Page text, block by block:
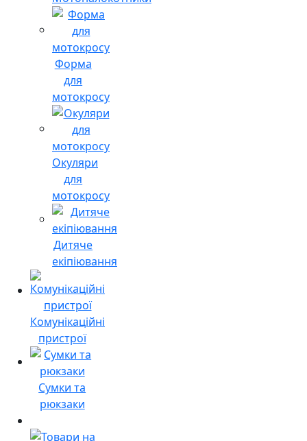
Форма
для
мотокросу
Окуляри
для
мотокросу
Дитяче
екіпіювання
Комунікаційні
пристрої
Сумки та
рюкзаки